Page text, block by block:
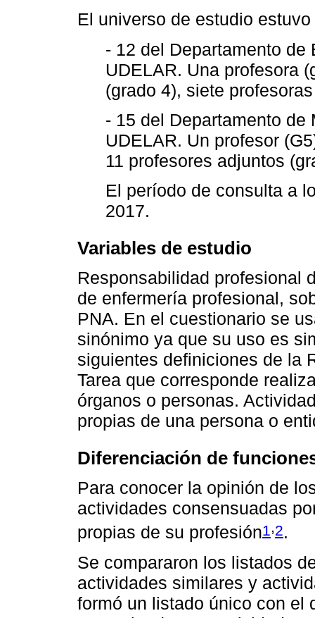
El universo de estudio
- 12 del Departamento
UDELAR. Una profesora
(grado 4), siete
- 15 del Departamento
UDELAR. Un profesor
11 profesores adjuntos
El período de consulta a
2017.
Variables de estudio
Responsabilidad profesional
de enfermería profesional,
PNA. En el cuestionario se
sinónimo ya que su uso es
siguientes definiciones de la
Tarea que corresponde
órganos o personas.
propias de una persona o
Diferenciación de
Para conocer la opinión de
actividades consensuadas
propias de su profesión1 ,2.
Se compararon los listados
actividades similares y
formó un listado único con el